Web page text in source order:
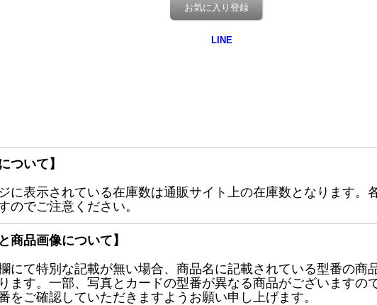
お気に入り登録
ついて】
に表示されている在庫数は通販サイト上の在庫数となります。
のでご注意ください。
商品画像について】
にて特別な記載が無い場合、商品名に記載されている型番の商
ます。一部、写真とカードの型番が異なる商品がございますの
をご確認していただきますようお願い申し上げます。